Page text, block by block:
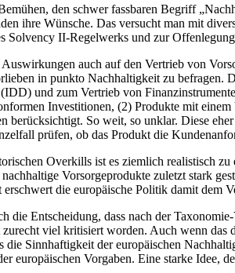
den schwer fassbaren Begriff
ihre Wünsche. Das versucht man mit
Solvency II-Regelwerks und zur
auch auf den Vertrieb von
in punkto Nachhaltigkeit zu befragen.
und zum Vertrieb von
Investitionen, (2) Produkte mit
berücksichtigt. So weit, so unklar. Diese
prüfen, ob das Produkt die
Overkills ist es ziemlich realistisch
Vorsorgeprodukte zuletzt stark
die europäische Politik damit dem
die Entscheidung, dass nach der
viel kritisiert worden. Auch wenn das
die Sinnhaftigkeit der europäischen
europäischen Vorgaben. Eine starke Idee,